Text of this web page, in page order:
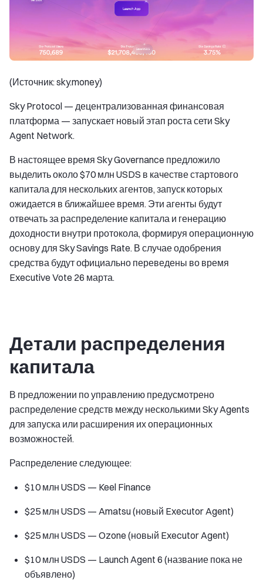
(Источник: sky.money)
Sky Protocol — децентрализованная финансовая
платформа — запускает новый этап роста сети Sky
Agent Network.
В настоящее время Sky Governance предложило
выделить около $70 млн USDS в качестве стартового
капитала для нескольких агентов, запуск которых
ожидается в ближайшее время. Эти агенты будут
отвечать за распределение капитала и генерацию
доходности внутри протокола, формируя операционную
основу для Sky Savings Rate. В случае одобрения
средства будут официально переведены во время
Executive Vote 26 марта.
Детали распределения
капитала
В предложении по управлению предусмотрено
распределение средств между несколькими Sky Agents
для запуска или расширения их операционных
возможностей.
Распределение следующее:
$10 млн USDS — Keel Finance
$25 млн USDS — Amatsu (новый Executor Agent)
$25 млн USDS — Ozone (новый Executor Agent)
$10 млн USDS — Launch Agent 6 (название пока не
объявлено)